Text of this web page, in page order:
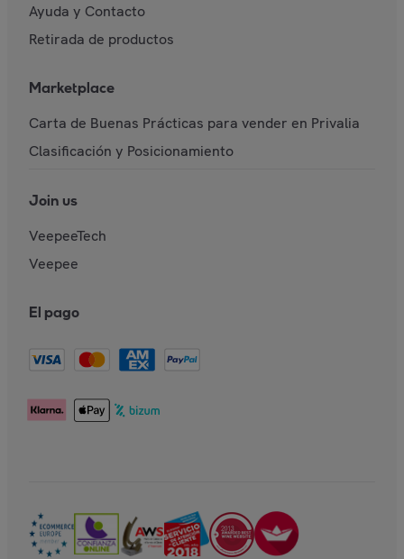
Ayuda y Contacto
Retirada de productos
Marketplace
Carta de Buenas Prácticas para vender en Privalia
Clasificación y Posicionamiento
Join us
VeepeeTech
Veepee
El pago